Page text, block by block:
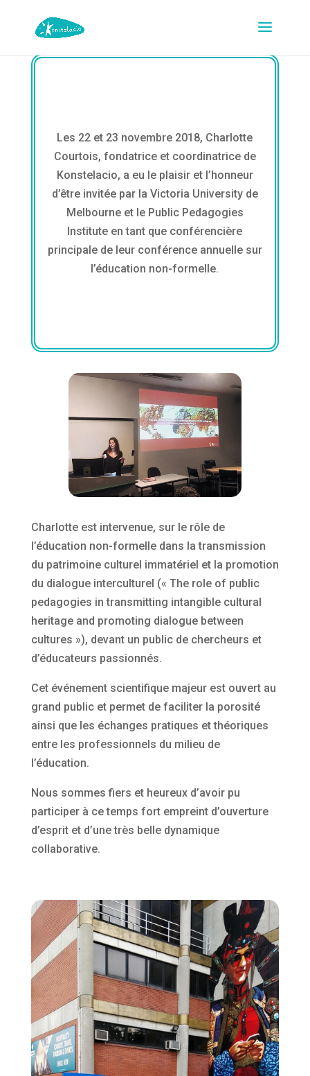
Les 22 et 23 novembre 2018, Charlotte
Courtois, fondatrice et coordinatrice de
Konstelacio, a eu le plaisir et l’honneur
d’être invitée par la Victoria University de
Melbourne et le Public Pedagogies
Institute en tant que conférencière
principale de leur conférence annuelle sur
l’éducation non-formelle.
Charlotte est intervenue, sur le rôle de
l’éducation non-formelle dans la transmission
du patrimoine culturel immatériel et la promotion
du dialogue interculturel (« The role of public
pedagogies in transmitting intangible cultural
heritage and promoting dialogue between
cultures »), devant un public de chercheurs et
d’éducateurs passionnés.
Cet événement scientifique majeur est ouvert au
grand public et permet de faciliter la porosité
ainsi que les échanges pratiques et théoriques
entre les professionnels du milieu de
l’éducation.
Nous sommes fiers et heureux d’avoir pu
participer à ce temps fort empreint d’ouverture
d’esprit et d’une très belle dynamique
collaborative.